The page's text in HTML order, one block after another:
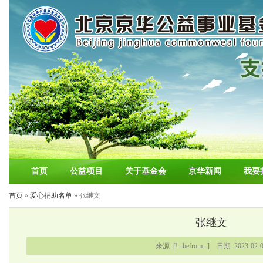
首页 公益项目 关于基金会 京华新闻 我要
首页 » 爱心捐助名单 » 张继文
张继文
来源: [!--befrom--] 日期: 2023-02-